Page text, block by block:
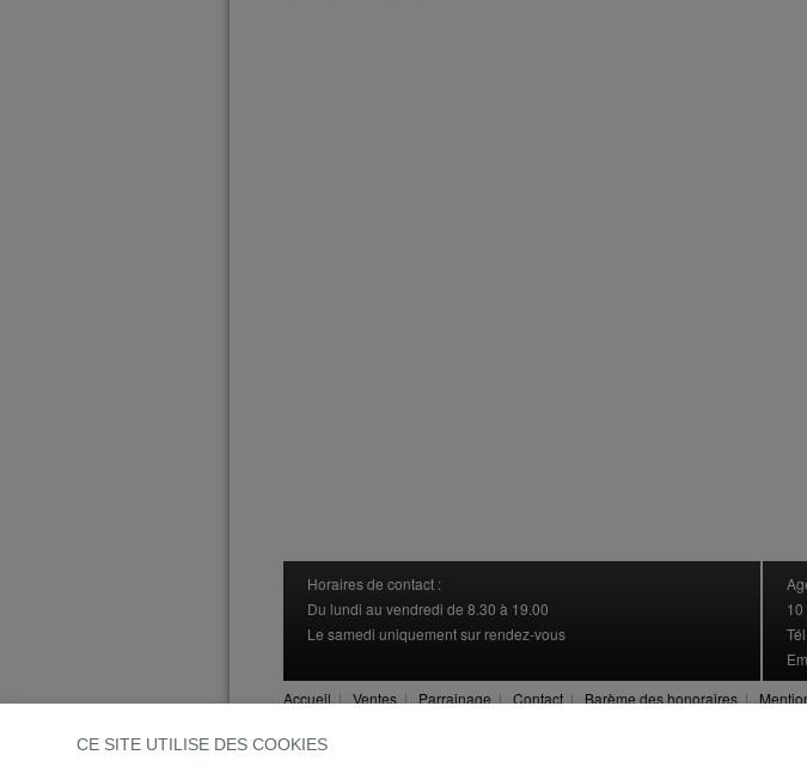
Horaires de contact :
Du lundi au vendredi de 8.30 à 19.00
Le samedi uniquement sur rendez-vous
Accueil | Ventes | Parrainage | Contact | Barème des honoraires |
© Agence Pascale
CE SITE UTILISE DES COOKIES